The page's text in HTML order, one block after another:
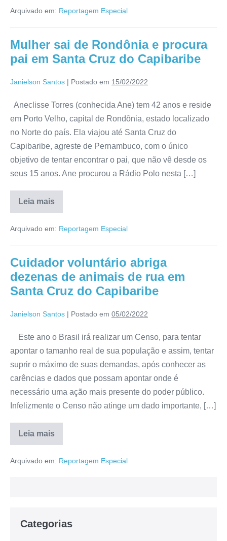
Arquivado em: Reportagem Especial
Mulher sai de Rondônia e procura
pai em Santa Cruz do Capibaribe
Janielson Santos | Postado em 15/02/2022
Aneclisse Torres (conhecida Ane) tem 42 anos e reside
em Porto Velho, capital de Rondônia, estado localizado
no Norte do país. Ela viajou até Santa Cruz do
Capibaribe, agreste de Pernambuco, com o único
objetivo de tentar encontrar o pai, que não vê desde os
seus 15 anos. Ane procurou a Rádio Polo nesta […]
Leia mais
Arquivado em: Reportagem Especial
Cuidador voluntário abriga
dezenas de animais de rua em
Santa Cruz do Capibaribe
Janielson Santos | Postado em 05/02/2022
Este ano o Brasil irá realizar um Censo, para tentar
apontar o tamanho real de sua população e assim, tentar
suprir o máximo de suas demandas, após conhecer as
carências e dados que possam apontar onde é
necessário uma ação mais presente do poder público.
Infelizmente o Censo não atinge um dado importante, […]
Leia mais
Arquivado em: Reportagem Especial
Categorias